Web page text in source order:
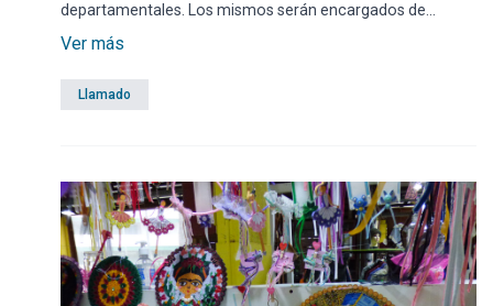
departamentales. Los mismos serán encargados de
realizar las coordinaciones necesarias a nivel institucional
Ver más
Llamado